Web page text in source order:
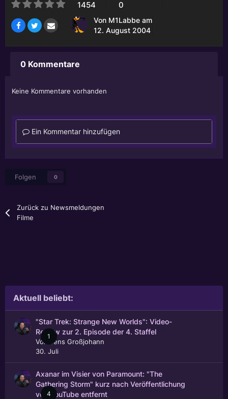
1454 0
Von M1Labbe am
12. August 2004
0 Kommentare
Keine Kommentare vorhanden
Ein Kommentar hinzufügen
Folgen 0
Zurück zu Newsmeldungen
Filme
Aktuell beliebt:
1
"Star Trek: Strange New Worlds": Video-
Review zur 2. Episode der 4. Staffel
Von
Jens Großjohann
30. Juli
4
Axanar im Visier von Paramount: "The
Gathering Storm" kurz nach Veröffentlichung
von YouTube entfernt